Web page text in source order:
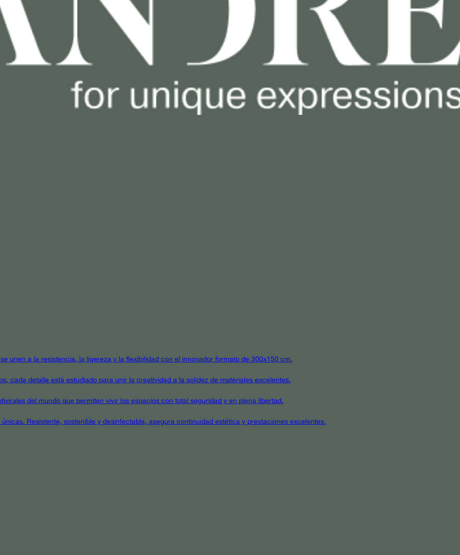
unen a la resistencia, la ligereza y la flexibilidad con el innovador formato de 300x150 cm.
cada detalle está estudiado para unir la creatividad a la solidez de materiales excelentes.
del mundo que permiten vivir los espacios con total seguridad y en plena libertad.
Resistente, sostenible y desinfectable, asegura continuidad estética y prestaciones excelentes.